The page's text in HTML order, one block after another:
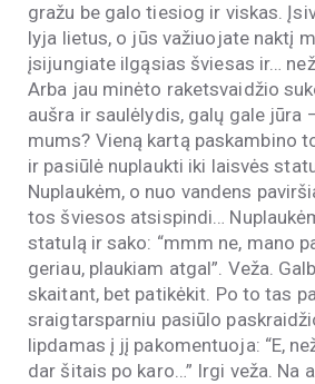
gražu be galo tiesiog ir viskas.
lyja lietus, o jūs važiuojate naktį
įsijungiate ilgąsias šviesas ir…
Arba jau minėto raketsvaidžio
aušra ir saulėlydis, galų gale jūra
mums? Vieną kartą paskambino
ir pasiūlė nuplaukti iki laisvės
Nuplaukėm, o nuo vandens
tos šviesos atsispindi…
statulą ir sako: “mmm ne, mano
geriau, plaukiam atgal”. Veža.
skaitant, bet patikėkit. Po to tas
sraigtarsparniu pasiūlo
lipdamas į jį pakomentuoja: “E,
dar šitais po karo…” Irgi veža. Na